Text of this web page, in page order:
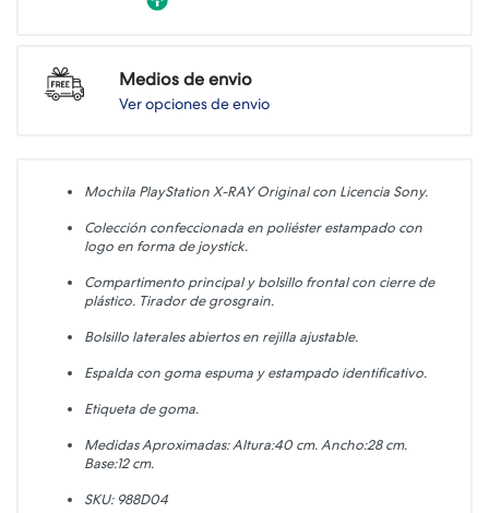
Medios de envio
Ver opciones de envio
Mochila PlayStation X-RAY Original con Licencia Sony.
Colección confeccionada en poliéster estampado con
logo en forma de joystick.
Compartimento principal y bolsillo frontal con cierre de
plástico. Tirador de grosgrain.
Bolsillo laterales abiertos en rejilla ajustable.
Espalda con goma espuma y estampado identificativo.
Etiqueta de goma.
Medidas Aproximadas: Altura:40 cm. Ancho:28 cm.
Base:12 cm.
SKU: 988D04